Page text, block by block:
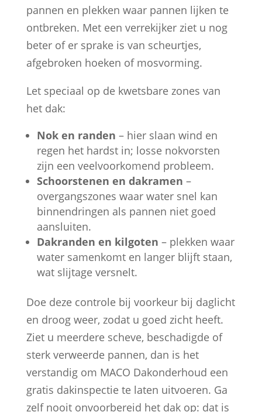
pannen en plekken waar pannen lijken te
ontbreken. Met een verrekijker ziet u nog
beter of er sprake is van scheurtjes,
afgebroken hoeken of mosvorming.
Let speciaal op de kwetsbare zones van
het dak:
Nok en randen – hier slaan wind en
regen het hardst in; losse nokvorsten
zijn een veelvoorkomend probleem.
Schoorstenen en dakramen –
overgangszones waar water snel kan
binnendringen als pannen niet goed
aansluiten.
Dakranden en kilgoten – plekken waar
water samenkomt en langer blijft staan,
wat slijtage versnelt.
Doe deze controle bij voorkeur bij daglicht
en droog weer, zodat u goed zicht heeft.
Ziet u meerdere scheve, beschadigde of
sterk verweerde pannen, dan is het
verstandig om MACO Dakonderhoud een
gratis dakinspectie te laten uitvoeren. Ga
zelf nooit onvoorbereid het dak op: dat is